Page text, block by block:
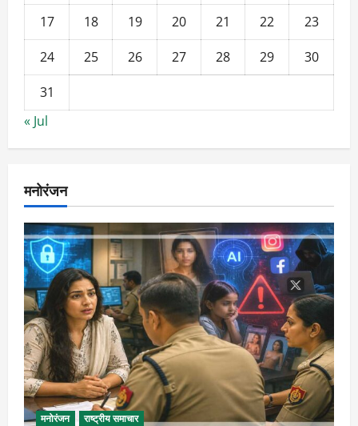
17
18 19 20 21 22
23
24
25 26 27 28 29
30
31
« Jul
मनोरंजन
मनोरंजन राष्ट्रीय समाचार